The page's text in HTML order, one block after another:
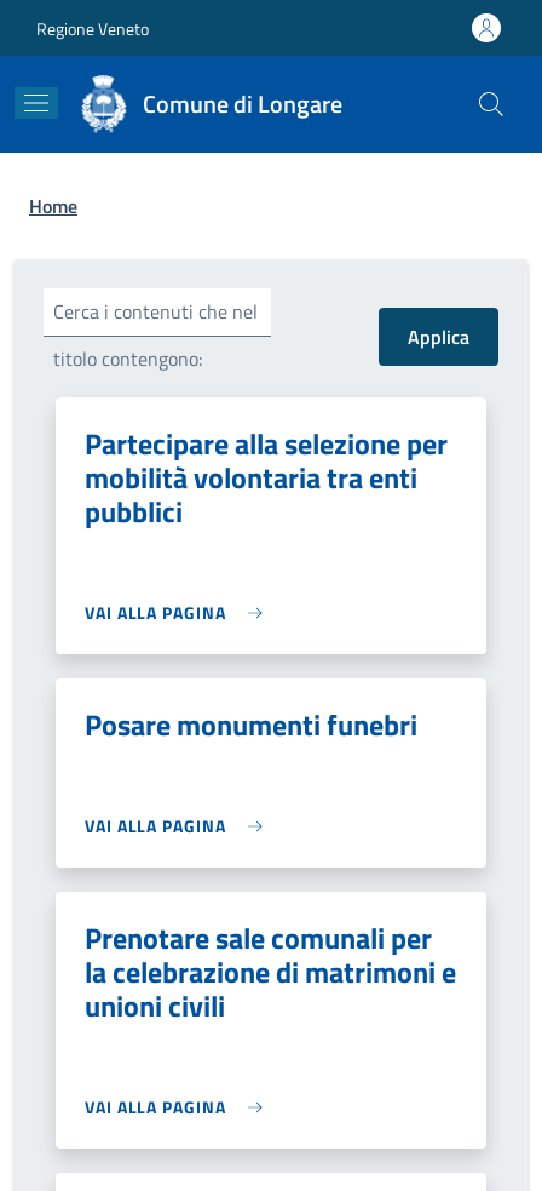
Regione Veneto
Comune di Longare
Briciole di pane
Home
Cerca i contenuti che nel
titolo contengono:
Partecipare alla selezione per
mobilità volontaria tra enti
pubblici
VAI ALLA PAGINA
Posare monumenti funebri
VAI ALLA PAGINA
Prenotare sale comunali per
la celebrazione di matrimoni e
unioni civili
VAI ALLA PAGINA